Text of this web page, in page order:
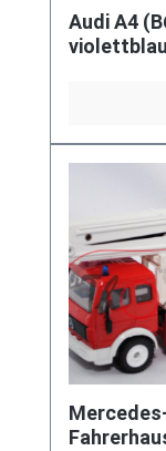
Audi A4